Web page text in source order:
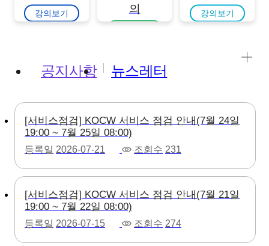
강의보기
의
강의보기
공지사항 뉴스레터
[서비스점검] KOCW 서비스 점검 안내(7월 24일
19:00 ~ 7월 25일 08:00)
등록일 2026-07-21 조회수 231
[서비스점검] KOCW 서비스 점검 안내(7월 21일
19:00 ~ 7월 22일 08:00)
등록일 2026-07-15 조회수 274